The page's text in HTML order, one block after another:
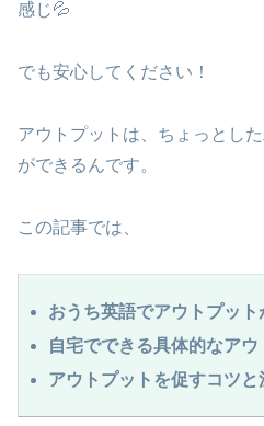
感じ💦
でも安心してください！
アウトプットは、ちょっとし
ができるんです。
この記事では、
おうち英語でアウトプット
自宅でできる具体的なア
アウトプットを促すコツと